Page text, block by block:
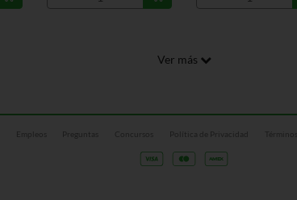
Ver más
Empleos Preguntas Política de Privacidad